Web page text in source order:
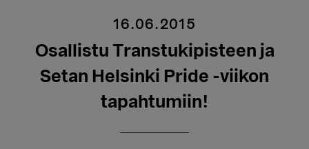
16.06.2015
Osallistu Transtukipisteen ja
Setan Helsinki Pride -viikon
tapahtumiin!